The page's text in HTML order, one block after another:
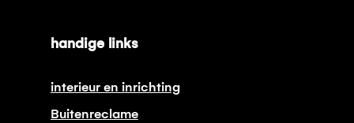
handige links
interieur en inrichting
Buitenreclame